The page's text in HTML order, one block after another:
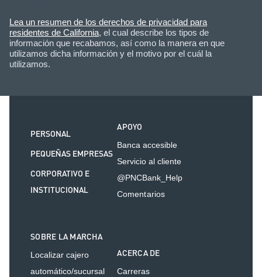
Lea un resumen de los derechos de privacidad para
residentes de California, el cual describe los tipos de
información que recabamos, así como la manera en que
utilizamos dicha información y el motivo por el cuál la
utilizamos.
PERSONAL
PEQUEÑAS EMPRESAS
CORPORATIVO E
INSTITUCIONAL
APOYO
Banca accesible
Servicio al cliente
@PNCBank_Help
Comentarios
SOBRE LA MARCHA
Localizar cajero
automático/sucursal
ACERCA DE
Carreras